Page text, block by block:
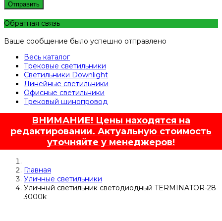
Отправить
Обратная связь
Ваше сообщение было успешно отправлено
Весь каталог
Трековые светильники
Светильники Downlight
Линейные светильники
Офисные светильники
Трековый шинопровод
ВНИМАНИЕ! Цены находятся на
редактировании. Актуальную стоимость
уточняйте у менеджеров!
Главная
Уличные светильники
Уличный светильник светодиодный TERMINATOR-28
3000k